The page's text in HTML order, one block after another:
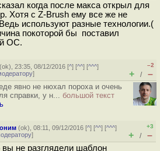
когда после макса открыл для
Хотя c Z-Brush ему все же не
используют разные технологии.(
покоторой бы поставил
ОС.
(ok), 23:35, 08/12/2016 [^] [^^] [^^^]
]
–2
+ / –
явно не нюхал пороха и очень
справки, у н... большой текст
(ok), 08:11, 09/12/2016 [^] [^^] [^^^]
]
+3
+ / –
вы не разглядели шаблон